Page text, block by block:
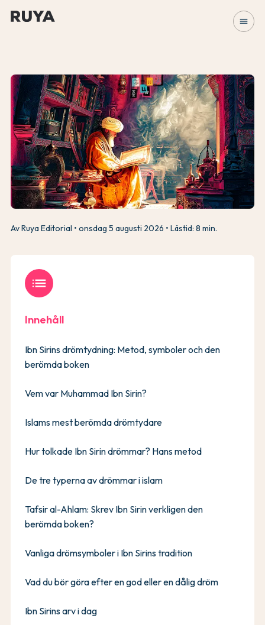
menu
Av Ruya Editorial onsdag 5 augusti 2026 Lästid: 8 min.
list
Innehåll
Ibn Sirins drömtydning: Metod, symboler och den
berömda boken
Vem var Muhammad Ibn Sirin?
Islams mest berömda drömtydare
Hur tolkade Ibn Sirin drömmar? Hans metod
De tre typerna av drömmar i islam
Tafsir al-Ahlam: Skrev Ibn Sirin verkligen den
berömda boken?
Vanliga drömsymboler i Ibn Sirins tradition
Vad du bör göra efter en god eller en dålig dröm
Ibn Sirins arv i dag